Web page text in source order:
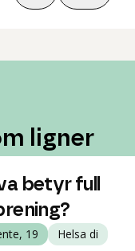
ligner
betyr full
19 Helsa di